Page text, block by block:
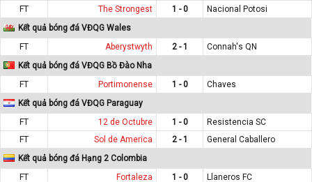
FT The Strongest 1 - 0
Nacional Potosi
Kết quả bóng đá VĐQG Wales
FT
Aberystwyth 2 - 1
Connah's QN
Kết quả bóng đá VĐQG Bồ Đào Nha
FT
Portimonense 1 - 0
Chaves
Kết quả bóng đá VĐQG Paraguay
FT
12 de Octubre 1 - 0
Resistencia SC
FT
Sol de America 2 - 1
General Caballero
Kết quả bóng đá Hạng 2 Colombia
FT
Fortaleza 1 - 0
Llaneros FC